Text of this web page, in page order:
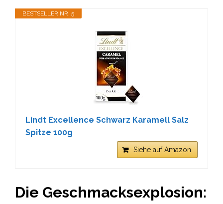
BESTSELLER NR. 5
Lindt Excellence Schwarz Karamell Salz
Spitze 100g
Siehe auf Amazon
Die Geschmacksexplosion: